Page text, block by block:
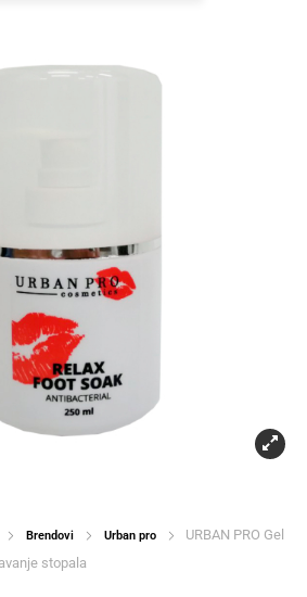
Brendovi Urban pro
URBAN PRO Gel
stopala